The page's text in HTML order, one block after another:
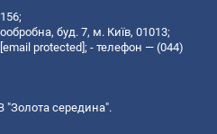
буд. 7, м. Київ, 01013;
[email protected]; - телефон — (044)
"Золота середина".